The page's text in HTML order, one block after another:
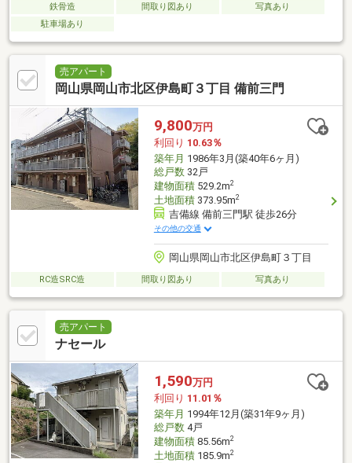
鉄骨造 間取り図あり
写真あり
駐車場あり
売アパート
岡山県岡山市北区伊島町３丁目 備前三門
9,800万円
利回り 10.63％
築年月 1986年3月(築40年6ヶ月)
総戸数32戸
建物面積529.2m2
土地面積373.95m2
吉備線 備前三門駅 徒歩26分
その他の交通
岡山県岡山市北区伊島町３丁目
RC造SRC造 間取り図あり 写真あり
売アパート
ナセール
1,590万円
利回り 11.01％
築年月 1994年12月(築31年9ヶ月)
総戸数4戸
建物面積85.56m2
土地面積185.9m2